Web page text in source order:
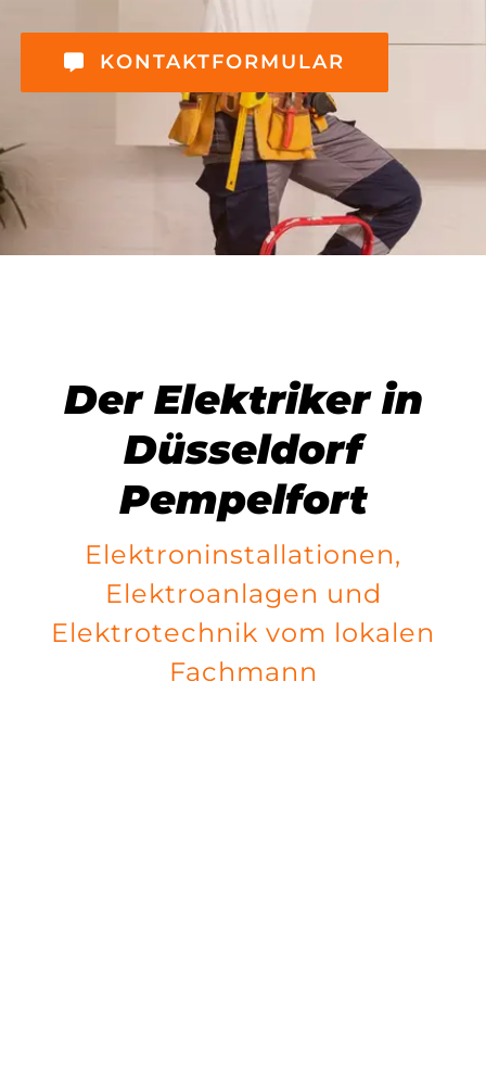
KONTAKTFORMULAR
Der Elektriker in
Düsseldorf
Pempelfort
Elektroninstallationen,
Elektroanlagen und
Elektrotechnik vom lokalen
Fachmann